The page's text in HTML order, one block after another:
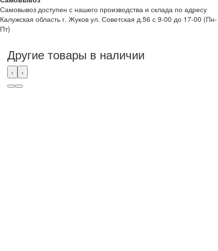
Самовывоз доступен с нашего производства и склада по адресу
Калужская область г. Жуков ул. Советская д.56 с 9-00 до 17-00 (Пн-
Пт)
Другие товары в наличии
‹ ›